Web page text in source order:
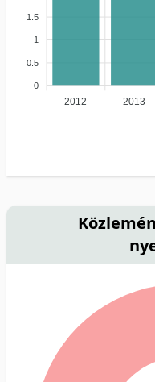
1.5
1
0.5
0
2012 2013